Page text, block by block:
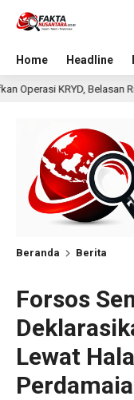
Home Headline
Miras Ilegal Berhasil
Beranda Berita
Forsos
Lewat